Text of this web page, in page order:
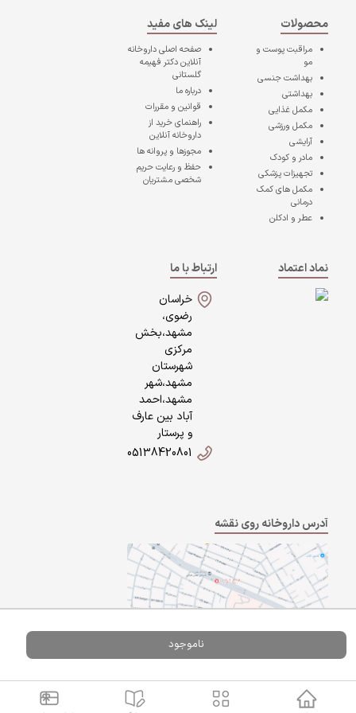
ناموجود
محصولات
مراقبت پوست و
مو
بهداشت جنسی
بهداشتی
مکمل غذایی
مکمل ورزشی
آرایشی
مادر و کودک
تجهیزات پزشکی
مکمل های کمک
درمانی
عطر و ادکلن
لینک های مفید
صفحه اصلیداروخانه
آنلاین دکتر فهیمه
گلستانی
درباره ما
قوانین و مقررات
راهنمای خرید از
داروخانه آنلاین
مجوزها و پروانه ها
حفظ و رعایت حریم
شخصی مشتریان
نماد اعتماد
ارتباط با ما
خراسان
رضوی،
مشهد،بخش
مرکزی
شهرستان
مشهد،شهر
مشهد،احمد
آباد بین عارف
و پرستار
05138420801
آدرس داروخانه روی نقشه
A Pluss
Powered By